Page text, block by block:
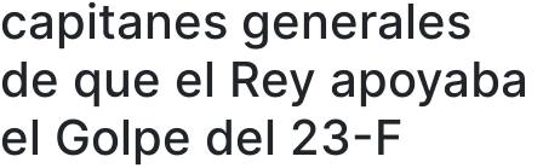
capitanes generales
de que el Rey apoyaba
el Golpe del 23-F